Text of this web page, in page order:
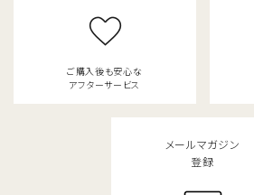
ご購入後も安心な
アフターサービス
メールマガジン
登録